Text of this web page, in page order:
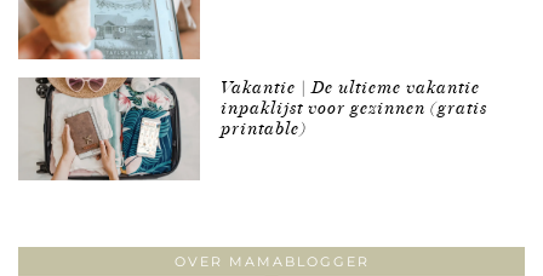
Vakantie | De ultieme vakantie
inpaklijst voor gezinnen (gratis
printable)
OVER MAMABLOGGER